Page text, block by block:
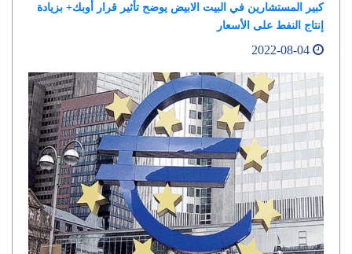
كبير المستشارين في البيت الابيض يوضح تأثير قرار أوبك+ بزيادة
إنتاج النفط على الأسعار